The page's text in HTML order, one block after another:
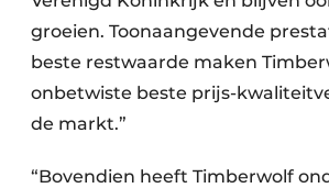
groeien. Toonaangevende
beste restwaarde maken
onbetwiste beste prijs-
de markt.”
“Bovendien heeft Timberwolf